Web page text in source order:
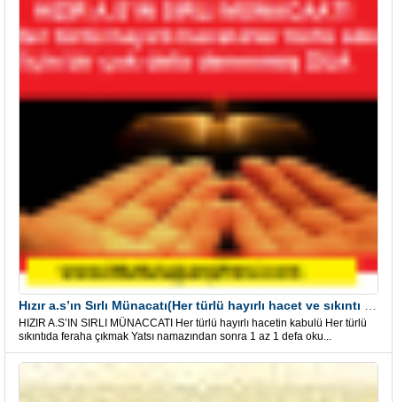
HIZIR A.S’IN SIRLI MÜNACCATI Her türlü hayırlı hacetin kabulü Her türlü
sıkıntıda feraha çıkmak Yatsı namazından sonra 1 az 1 defa oku...